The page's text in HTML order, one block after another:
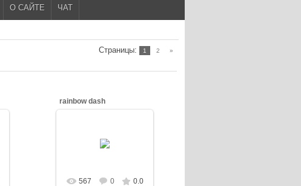
О САЙТЕ ЧАТ
Страницы: 1 2 »
rainbow dash
567 0 0.0